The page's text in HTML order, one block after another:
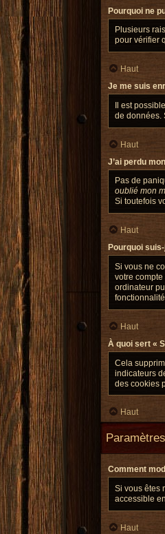
Pourquoi ne
Plusieurs
pour vérifier
Haut
Je me suis
Il est
de données.
Haut
J’ai perdu
Pas de
oublié mon
Si toutefois
Haut
Pourquoi
Si vous ne
votre
ordinateur
Haut
À quoi sert «
Cela
indicateurs
des cookies
Haut
Comment
Si vous êtes
accessible
Haut